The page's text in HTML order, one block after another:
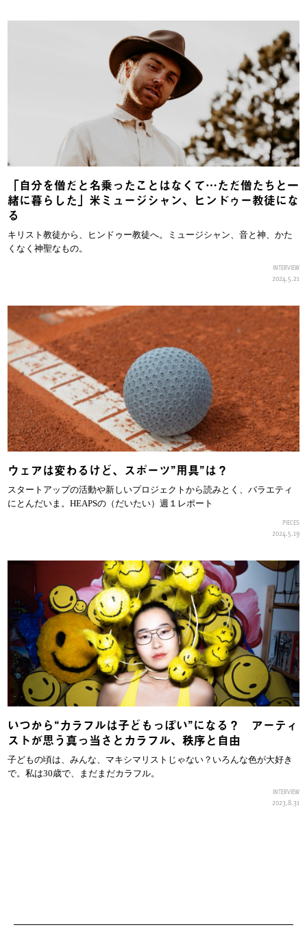
「自分を僧だと名乗ったことはなくて…ただ僧たちと一
緒に暮らした」米ミュージシャン、ヒンドゥー教徒にな
る
キリスト教徒から、ヒンドゥー教徒へ。ミュージシャン、音と神、かた
くなく神聖なもの。
INTERVIEW
2024.5.21
ウェアは変わるけど、スポーツ”用具”は？
スタートアップの活動や新しいプロジェクトから読みとく、バラエティ
にとんだいま。HEAPSの（だいたい）週１レポート
PIECES
2024.5.19
いつから“カラフルは子どもっぽい”になる？ アーティ
ストが思う真っ当さとカラフル、秩序と自由
子どもの頃は、みんな、マキシマリストじゃない？いろんな色が大好き
で。私は30歳で、まだまだカラフル。
INTERVIEW
2023.8.31